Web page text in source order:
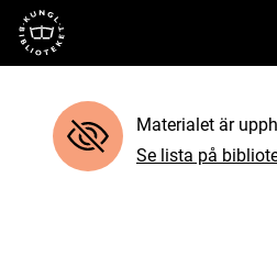
Till startsidan
Materialet är
Se lista på